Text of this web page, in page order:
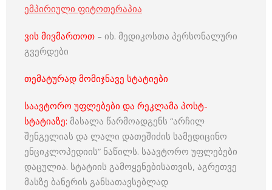
ემპირიული ფიტოთერაპია
ვის მივმართოთ – იხ. მედიკოსთა პერსონალური
გვერდები
თემატურად მომიჯნავე სტატიები
საავტორო უფლებები და რეკლამა პოსტ-
სტატიაზე: მასალა წარმოადგენს “არჩილ
შენგელიას და ლალი დათეშიძის სამედიცინო
ენციკლოპედიის” ნაწილს. საავტორო უფლებები
დაცულია. სტატიის გამოყენებისათვის, აგრეთვე
მასზე ბანერის განსათავსებლად